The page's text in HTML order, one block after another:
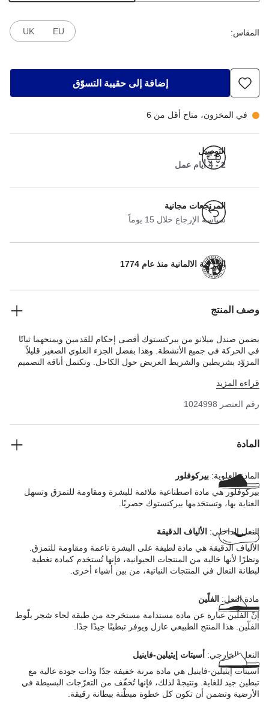
المقاس: EU
UK
إضافة إلى حقيبة التسوّق
في المخزون، متاح أقل من 6
التوصيل
2 - 4 أيام عمل
المرتجعات مجانية
سياسة الإرجاع خلال 15 يوماً
الحرفية الالمانية منذ عام 1774
وصف المنتج
يضمن صندل ميلانو من بيركنستوك أقصى إحكام للقدمين ويمنحهما ثباتًا
في الحركة في جميع الأنشطة. وهذا بفضل الجزء العلوي الصغير قليلاً
المزوّد بشريطين والشريط العريض حول الكاحل. وتكتمل أناقة التصميم
الاصطناعية اللطيفة على البشرة والمتينة.
قراءة المزيد
رقم العنصر 1024998
المادة
المادة العلوية: بيركوفلور
بيركوفلور هي مادة اصطناعية ملائمة للبشرة ومقاومة للتمزق وتسهل
العناية بها، وتستخدمها بيركنستوك حصريًا.
النعل الداخلي: الألياف الدقيقة
الألياف الدقيقة هي مادة لطيفة على البشرة ناعمة ومقاومة للتمزق.
ونظرًا لأنها خالية من المنتجات الحيوانية، فإنها تُستخدم كمادة تغطية
لبطانة النعال في المنتجات النباتية، من بين أشياء أخرى.
مادة النعل: الفلّين
إنّ الفلّين عبارة عن مادة مستدامة مستخرجة من طبقة لحاء شجر بلّوط
الفلّين. هذا المنتج الطبيعي عازل ويوفر تبطينًا جيدًا جدًا.
النعل الخارجي: أسيتات إيثيلين-فاينيل
أسيتات إيثيلين-فاينيل هي مادة مرنة خفيفة جدًا وذات جودة عالية مع
تبطين جيد للغاية. ونتيجةً لذلك، فإنها تُخفّف من التعرّجات البسيطة في
الأرضية وتضمن أن تكون كل خطوة مبطّنة ببطانة رقيقة.